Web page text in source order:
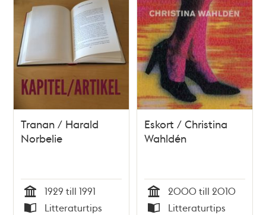
Tranan / Harald
Norbelie
Tid
1929 till 1991
Litteraturtips
Eskort / Christina
Wahldén
Tid
2000 till 2010
Litteraturtips